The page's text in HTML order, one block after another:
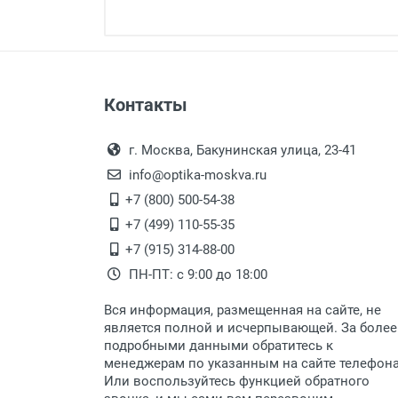
Перечисление средств на
Перевод денег на карту Сбербанка.
Выдаем товар в рабочие
После того, как заказ
Для получения товара при
Заказ необходимо
дополнительных расходов за
Доставка по Москве
Доставляем товар по
Доставка транспортными
Данный способ доставки
Мы сотрудничаем с
Контакты
г. Москва, Бакунинская улица, 23-41
info@optika-moskva.ru
+7 (800) 500-54-38
+7 (499) 110-55-35
+7 (915) 314-88-00
ПН-ПТ: с 9:00 до 18:00
Вся информация, размещенная на сайте, не
является полной и исчерпывающей. За более
подробными данными обратитесь к
менеджерам по указанным на сайте
Или воспользуйтесь функцией обратного